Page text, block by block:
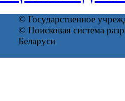
© Государственное
© Поисковая система
Беларуси